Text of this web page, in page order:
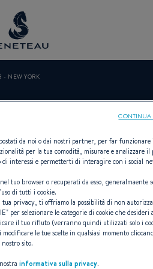
- NEW YORK
per BENETEAU
da noi o dai nostri partner, per far
per la tua comodità, misurare e analizzare il
interessi e permetterti di interagire con i social
tuo browser o recuperati da esso, generalmaente
di tutti i cookie.
privacy, ti offriamo la possibilità di non
" per selezionare le categorie di cookie che desideri
il tuo rifiuto (verranno quindi utilizzati solo i
le tue scelte in qualsiasi momento
sito.
informativa sulla privacy.
CONTINUA